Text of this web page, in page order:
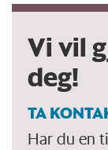
Vi vil
deg!
TA
Har du en